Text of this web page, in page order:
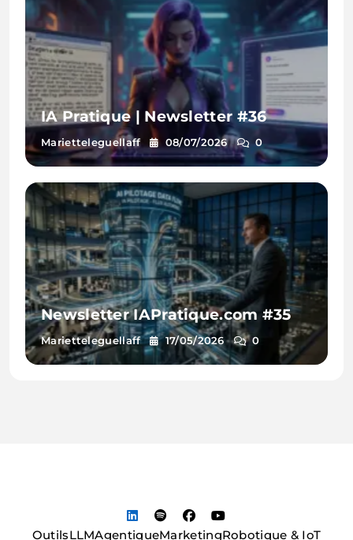
IA Pratique | Newsletter #36
Marietteleguellaff 08/07/2026 0
Newsletter IAPratique.com #35
Marietteleguellaff 17/05/2026 0
OutilsLLMAgentiqueMarketingRobotique & IoT